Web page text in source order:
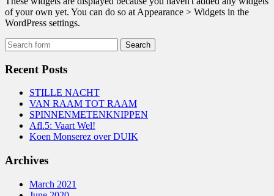
of your own yet. You can do so at Appearance > Widgets in the
WordPress settings.
Recent Posts
STILLE NACHT
VAN RAAM TOT RAAM
SPINNENMETENKNIPPEN
Afl.5: Vaart Wel!
Koen Monserez over DUIK
Archives
March 2021